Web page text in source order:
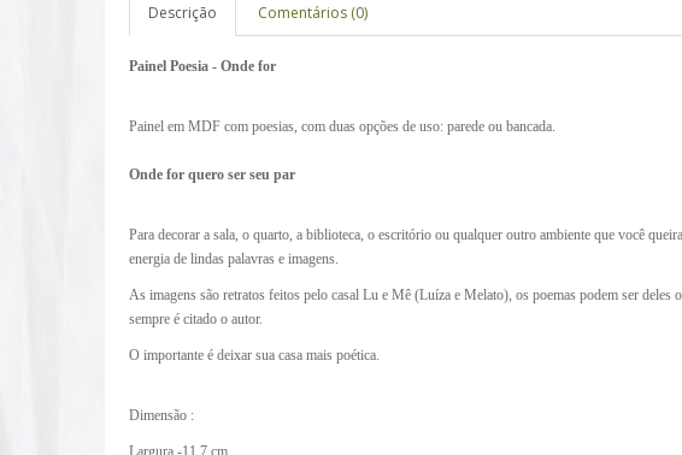
Descrição Comentários (0)
Painel Poesia - Onde for
Painel em MDF com poesias, com duas opções de uso: parede ou bancada.
Onde for quero ser seu par
Para decorar a sala, o quarto, a biblioteca, o escritório ou qualquer outro ambiente que você
energia de lindas palavras e imagens.
As imagens são retratos feitos pelo casal Lu e Mê (Luíza e Melato), os poemas podem ser deles
sempre é citado o autor.
O importante é deixar sua casa mais poética.
Dimensão :
Largura -11,7 cm